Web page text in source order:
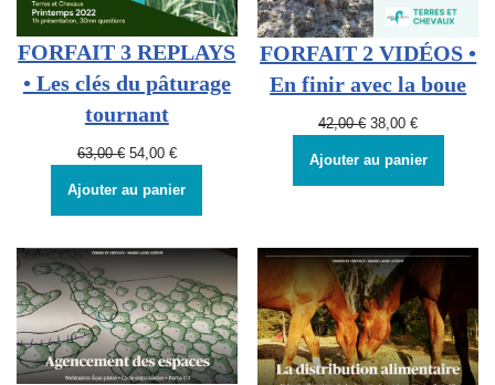
FORFAIT 3 REPLAYS
• Les clés du pâturage
tournant
63,00€ 54,00 €
Ajouter au panier
FORFAIT 2 VIDÉOS •
En finir avec la boue
42,00€ 38,00€
Ajouter au panier